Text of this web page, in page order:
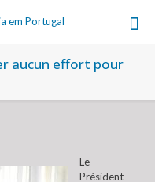
aucun effort pour
Le
Président